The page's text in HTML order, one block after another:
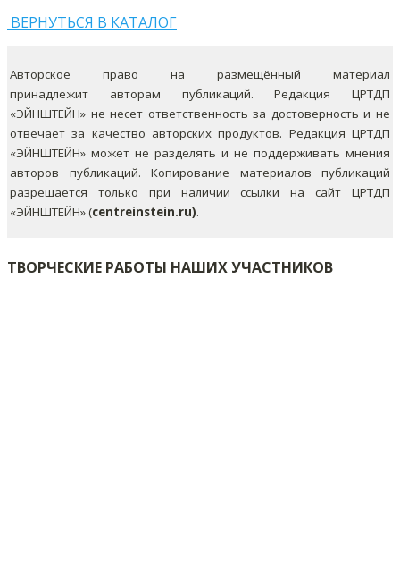
ВЕРНУТЬСЯ В КАТАЛОГ
Авторское право на размещённый материал
принадлежит авторам публикаций. Редакция ЦРТДП
«ЭЙНШТЕЙН» не несет ответственность за достоверность и не
отвечает за качество авторских продуктов. Редакция ЦРТДП
«ЭЙНШТЕЙН» может не разделять и не поддерживать мнения
авторов публикаций. Копирование материалов публикаций
разрешается только при наличии ссылки на сайт ЦРТДП
«ЭЙНШТЕЙН» (centreinstein.ru).
ТВОРЧЕСКИЕ РАБОТЫ НАШИХ УЧАСТНИКОВ